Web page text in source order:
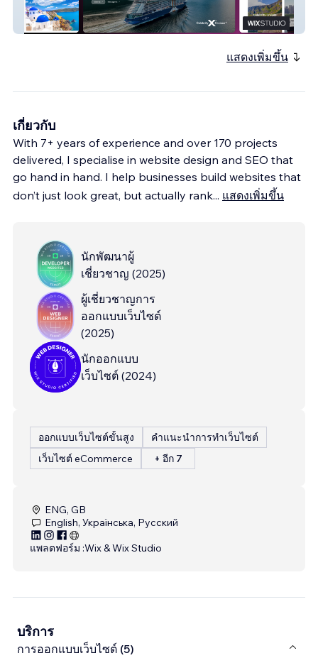
Peter Goord Travel
แสดงเพิ่มขึ้น
เกี่ยวกับ
With 7+ years of experience and over 170 projects
delivered, I specialise in website design and SEO that
go hand in hand. I help businesses build websites that
don’t just look great, but actually rank... แสดงเพิ่มขึ้น
นักพัฒนาผู้
เชี่ยวชาญ (2025)
ผู้เชี่ยวชาญการ
ออกแบบเว็บไซต์
(2025)
นักออกแบบ
เว็บไซต์ (2024)
ออกแบบเว็บไซต์ขั้นสูง
คำแนะนำการทำเว็บไซต์
เว็บไซต์ eCommerce
+ อีก 7
ENG, GB
English, Українська, Русский
แพลตฟอร์ม :Wix & Wix Studio
บริการ
การออกแบบเว็บไซต์ (5)